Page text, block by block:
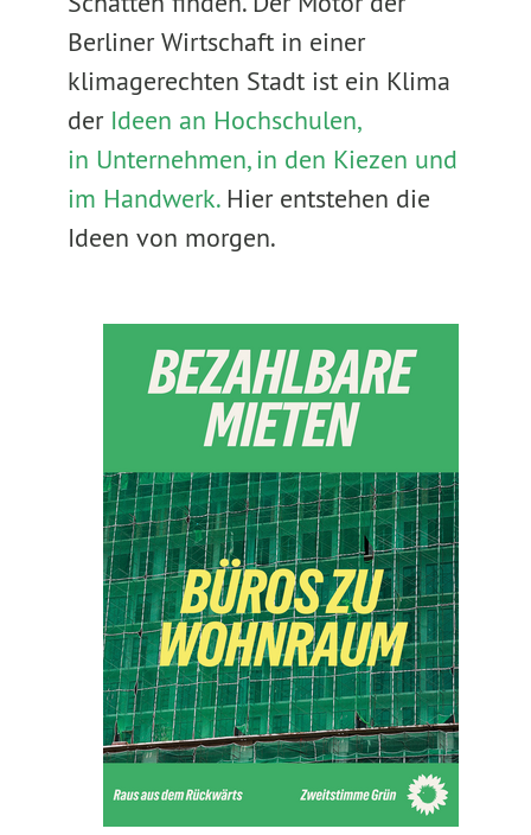
Berliner Wirtschaft in einer
klimagerechten Stadt ist ein Klima
der Ideen an Hochschulen,
in Unternehmen, in den Kiezen und
im Handwerk.Hier entstehen die
Ideen von morgen.